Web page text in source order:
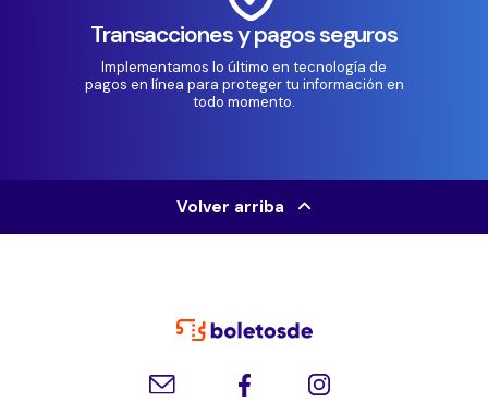
Transacciones y pagos seguros
Implementamos lo último en tecnología de
pagos en línea para proteger tu información en
todo momento.
Volver arriba